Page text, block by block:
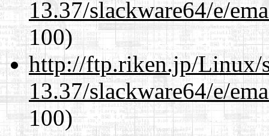
13.37/slackware64/e/
100)
http://ftp.riken.jp/Linux/
13.37/slackware64/e/
100)